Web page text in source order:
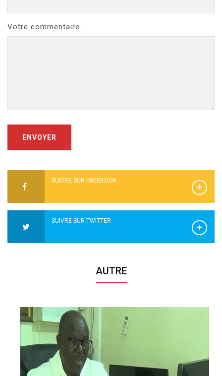
Votre commentaire..
ENVOYER
SUIVRE SUR FACEBOOK
SUIVRE SUR TWITTER
AUTRE